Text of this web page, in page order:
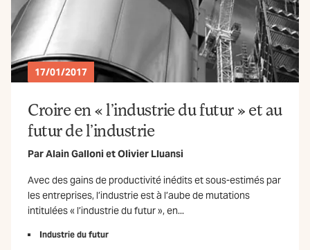
17/01/2017
Croire en « l’industrie du futur » et au
futur de l’industrie
ParAlain Galloni etOlivier Lluansi
Avec des gains de productivité inédits et sous-estimés par
les entreprises, l’industrie est à l’aube de mutations
intitulées « l’industrie du futur », en...
Industrie du futur